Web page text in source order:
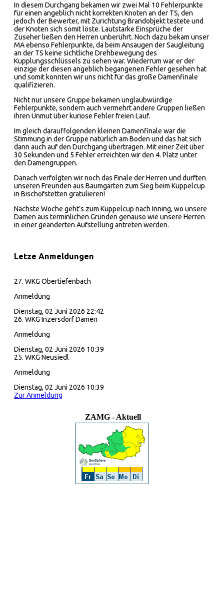
In diesem Durchgang bekamen wir zwei Mal 10 Fehlerpunkte
für einen angeblich nicht korrekten Knoten an der TS, den
jedoch der Bewerter, mit Zurichtung Brandobjekt testete und
der Knoten sich somit löste. Lautstarke Einsprüche der
Zuseher ließen den Herren unberührt. Noch dazu bekam unser
MA ebenso Fehlerpunkte, da beim Ansaugen der Saugleitung
an der TS keine sichtliche Drehbewegung des
Kupplungsschlüssels zu sehen war. Wiederrum war er der
einzige der diesen angeblich begangenen Fehler gesehen hat
und somit konnten wir uns nicht für das große Damenfinale
qualifizieren.
Nicht nur unsere Gruppe bekamen unglaubwürdige
Fehlerpunkte, sondern auch vermehrt andere Gruppen ließen
ihren Unmut über kuriose Fehler freien Lauf.
Im gleich darauffolgenden kleinen Damenfinale war die
Stimmung in der Gruppe natürlich am Boden und das hat sich
dann auch auf den Durchgang übertragen. Mit einer Zeit über
30 Sekunden und 5 Fehler erreichten wir den 4. Platz unter
den Damengruppen.
Danach verfolgten wir noch das Finale der Herren und durften
unseren Freunden aus Baumgarten zum Sieg beim Kuppelcup
in Bischofstetten gratulieren!
Nächste Woche geht’s zum Kuppelcup nach Inning, wo unsere
Damen aus terminlichen Gründen genauso wie unsere Herren
in einer geänderten Aufstellung antreten werden.
Letze Anmeldungen
27. WKG Obertiefenbach
Anmeldung
Dienstag, 02 Juni 2026 22:42
26. WKG Inzersdorf Damen
Anmeldung
Dienstag, 02 Juni 2026 10:39
25. WKG Neusiedl
Anmeldung
Dienstag, 02 Juni 2026 10:39
Zur Anmeldung
ZAMG - Aktuell